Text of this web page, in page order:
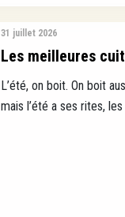
31 juillet 2026
Les meilleures
L’été, on boit. On boit
mais l’été a ses rites,